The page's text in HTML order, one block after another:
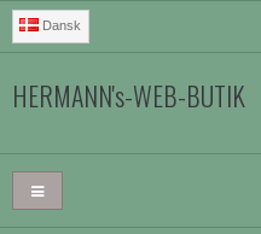
Dansk
HERMANN's-WEB-BUTIK